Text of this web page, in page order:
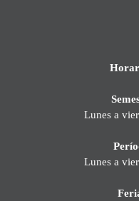
Lunes a
Lunes a